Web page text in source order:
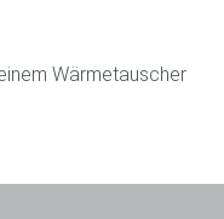
Wärmetauscher